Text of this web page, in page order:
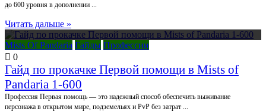
до 600 уровня в дополнении ...
Читать дальше »
Mists Of Pandaria Гайды Профессии
0
Гайд по прокачке Первой помощи в Mists of
Pandaria 1-600
Профессия Первая помощь — это надежный способ обеспечить выживание
персонажа в открытом мире, подземельях и PvP без затрат ...